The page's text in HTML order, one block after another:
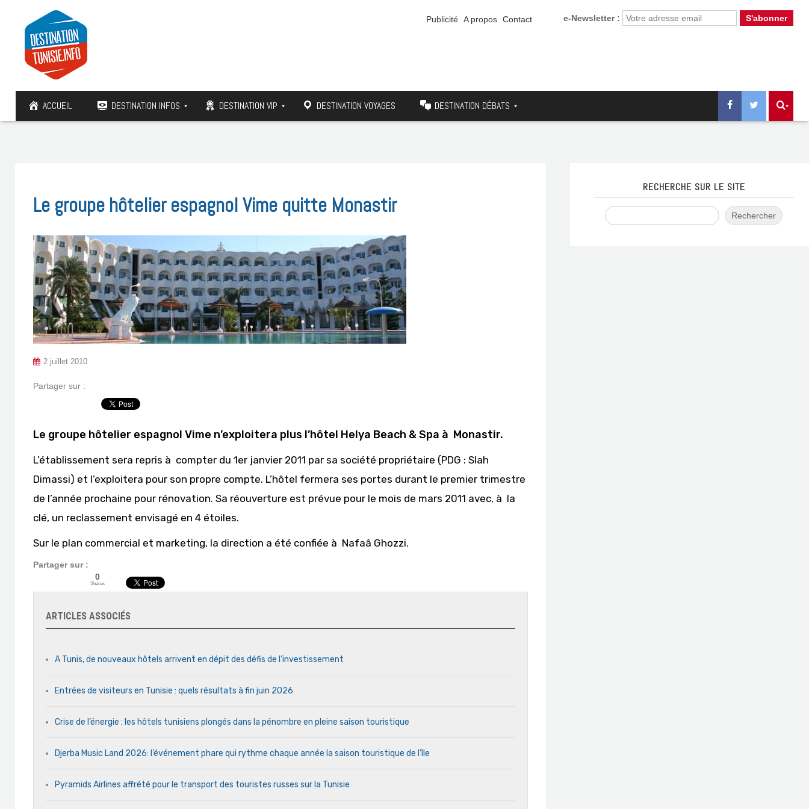
e-Newsletter :
Publicité A propos Contact
ACCUEIL DESTINATION INFOS DESTINATION VIP DESTINATION VOYAGES DESTINATION DÉBATS
Le groupe hôtelier espagnol Vime quitte Monastir
2 juillet 2010
Partager sur :
Le groupe hôtelier espagnol Vime n’exploitera plus l’hôtel Helya Beach & Spa à Monastir.
L’établissement sera repris à compter du 1er janvier 2011 par sa société propriétaire (PDG : Slah
Dimassi) et l’exploitera pour son propre compte. L’hôtel fermera ses portes durant le premier trimestre
de l’année prochaine pour rénovation. Sa réouverture est prévue pour le mois de mars 2011 avec, à la
clé, un reclassement envisagé en 4 étoiles.
Sur le plan commercial et marketing, la direction a été confiée à Nafaâ Ghozzi.
Partager sur :
0
Shares
ARTICLES ASSOCIÉS
A Tunis, de nouveaux hôtels arrivent en dépit des défis de l’investissement
Entrées de visiteurs en Tunisie : quels résultats à fin juin 2026
Crise de l’énergie : les hôtels tunisiens plongés dans la pénombre en pleine saison touristique
Djerba Music Land 2026: l’événement phare qui rythme chaque année la saison touristique de l’île
Pyramids Airlines affrété pour le transport des touristes russes sur la Tunisie
RECHERCHE SUR LE SITE